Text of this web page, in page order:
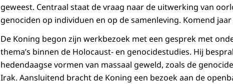
geweest. Centraal staat de vraag naar de uitwerking van
genociden op individuen en op de samenleving. Komend
De Koning begon zijn werkbezoek met een gesprek met
thema’s binnen de Holocaust- en genocidestudies. Hij
hedendaagse vormen van massaal geweld, zoals de
Irak. Aansluitend bracht de Koning een bezoek aan de